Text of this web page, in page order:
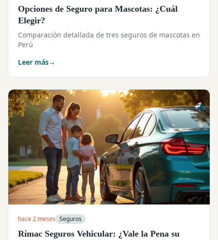
Opciones de Seguro para Mascotas: ¿Cuál
Elegir?
Comparación detallada de tres seguros de mascotas en
Perú
Leer más→
hace 2 meses Seguros
Rímac Seguros Vehicular: ¿Vale la Pena su